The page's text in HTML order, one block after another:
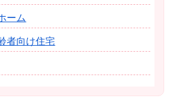
ーム
者向け住宅